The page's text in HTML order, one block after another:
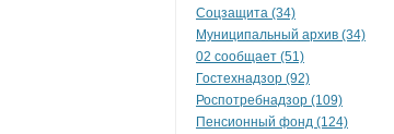
Соцзащита (34)
Муниципальный архив (34)
02 сообщает (51)
Гостехнадзор (92)
Роспотребнадзор (109)
Пенсионный фонд (124)